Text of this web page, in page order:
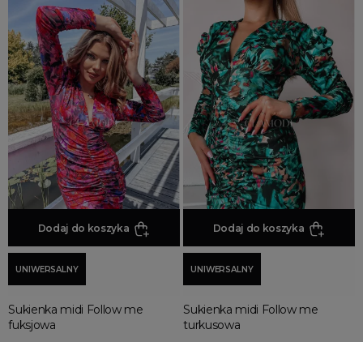
Dodaj do koszyka
UNIWERSALNY
Sukienka midi Follow me
fuksjowa
Dodaj do koszyka
UNIWERSALNY
Sukienka midi Follow me
turkusowa